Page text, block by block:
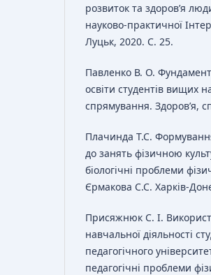
розвиток та здоров’я
науково-практичної
Луцьк, 2020. С. 25.
Павленко В. О.
освіти студентів вищих
спрямування. Здоров’я,
Плачинда Т.С.
до занять фізичною
біологічні проблеми
Єрмакова С.С. Харків-
Присяжнюк С. І.
навчальної діяльності
педагогічного
педагогічні проблеми